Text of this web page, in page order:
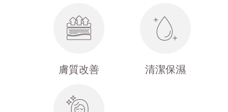
膚質改善 清潔保濕